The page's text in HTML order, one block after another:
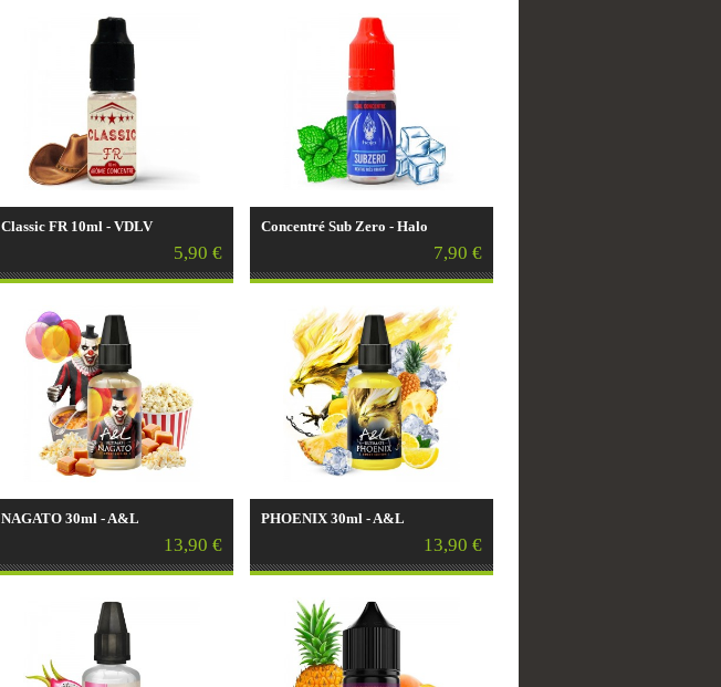
Classic FR 10ml - VDLV
5,90 €
Concentré Sub Zero - Halo
7,90 €
NAGATO 30ml - A&L
13,90 €
PHOENIX 30ml - A&L
13,90 €